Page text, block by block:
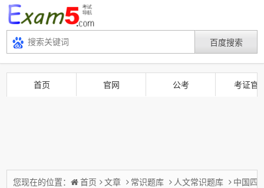
首页 官网 公考 考证官
您现在的位置： 首页 文章 常识题库 人文常识题库 中国四